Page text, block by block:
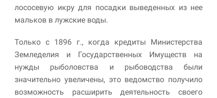
лососевую икру для посадки выведенных из нее
мальков в лужские воды.
Только с 1896 г., когда кредиты Министерства
Земледелия и Государственных Имуществ на
нужды рыболовства и рыбоводства были
значительно увеличены, это ведомство получило
возможность расширить деятельность своего